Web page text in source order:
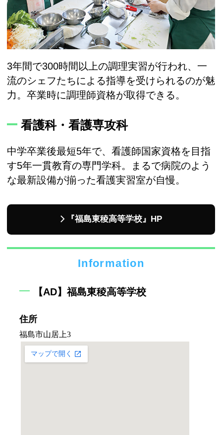
3年間で300時間以上の調理実習が行われ、一
流のシェフたちによる指導を受けられるのが魅
力。卒業時に調理師資格が取得できる。
看護科・看護専攻科
中学卒業後最短5年で、看護師国家資格を目指
す5年一貫教育の専門学科。まるで病院のよう
な最新設備が揃った看護実習室が自慢。
『福島東稜高等学校』HP
Information
【AD】福島東稜高等学校
住所